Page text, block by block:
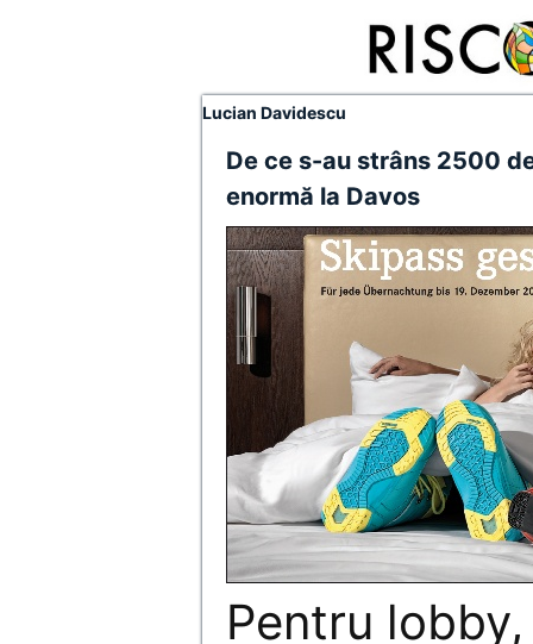
Lucian Davidescu
De ce s-au strâns 2500
enormă la Davos
Pentru